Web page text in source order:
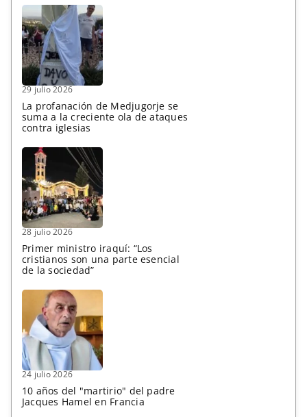
29 julio 2026
La profanación de Medjugorje se
suma a la creciente ola de ataques
contra iglesias
28 julio 2026
Primer ministro iraquí: “Los
cristianos son una parte esencial
de la sociedad”
24 julio 2026
10 años del "martirio" del padre
Jacques Hamel en Francia